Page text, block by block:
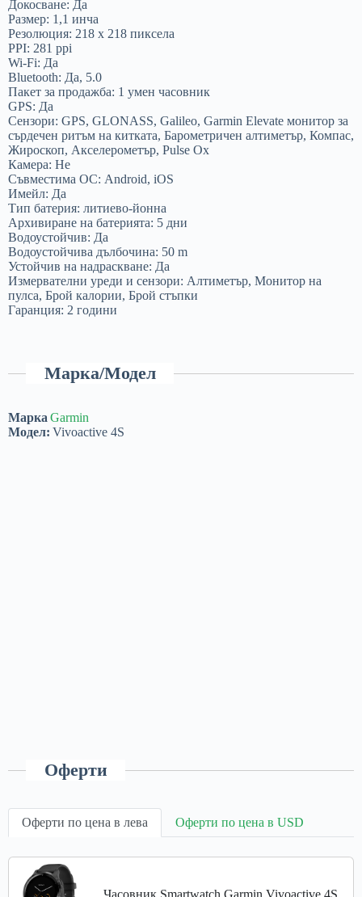
Докосване: Да
Размер: 1,1 инча
Резолюция: 218 x 218 пиксела
PPI: 281 ppi
Wi-Fi: Да
Bluetooth: Да, 5.0
Пакет за продажба: 1 умен часовник
GPS: Да
Сензори: GPS, GLONASS, Galileo, Garmin Elevate монитор за
сърдечен ритъм на китката, Барометричен алтиметър, Компас,
Жироскоп, Акселерометър, Pulse Ox
Камера: Не
Съвместима ОС: Android, iOS
Имейл: Да
Тип батерия: литиево-йонна
Архивиране на батерията: 5 дни
Водоустойчив: Да
Водоустойчива дълбочина: 50 m
Устойчив на надраскване: Да
Измервателни уреди и сензори: Алтиметър, Монитор на
пулса, Брой калории, Брой стъпки
Гаранция: 2 години
Марка/Модел
Марка Garmin
Модел: Vivoactive 4S
Оферти
Оферти по цена в лева Оферти по цена в USD
Часовник Smartwatch Garmin Vivoactive 4S